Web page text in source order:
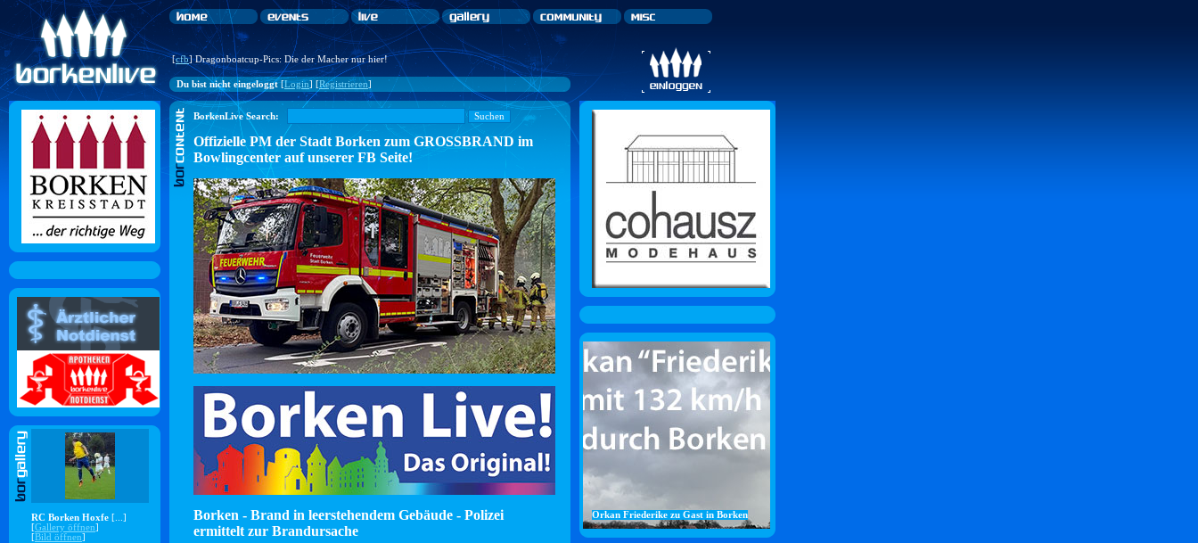
[cfb] Dragonboatcup-Pics: Die der Macher nur hier!
Du bist nicht eingeloggt[Login] [Registrieren]
RC Borken Hoxfe [...]
[Gallery öffnen]
[Bild öffnen]
BorkenLive Search:
Offizielle PM der Stadt Borken zum GROSSBRAND im
Bowlingcenter auf unserer FB Seite!
Borken - Brand in leerstehendem Gebäude - Polizei
ermittelt zur Brandursache
Orkan Friederike zu Gast in Borken